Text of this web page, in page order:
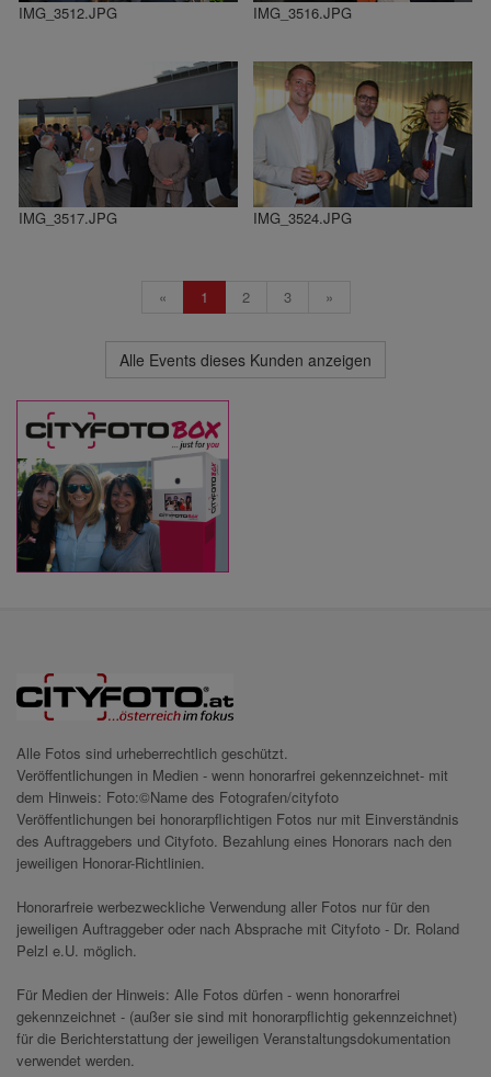
IMG_3512.JPG IMG_3516.JPG
IMG_3517.JPG IMG_3524.JPG
« 1 2 3 »
Alle Events dieses Kunden anzeigen
Alle Fotos sind urheberrechtlich geschützt.
Veröffentlichungen in Medien - wenn honorarfrei gekennzeichnet- mit
dem Hinweis: Foto:©Name des Fotografen/cityfoto
Veröffentlichungen bei honorarpflichtigen Fotos nur mit Einverständnis
des Auftraggebers und Cityfoto. Bezahlung eines Honorars nach den
jeweiligen Honorar-Richtlinien.
Honorarfreie werbezweckliche Verwendung aller Fotos nur für den
jeweiligen Auftraggeber oder nach Absprache mit Cityfoto - Dr. Roland
Pelzl e.U. möglich.
Für Medien der Hinweis: Alle Fotos dürfen - wenn honorarfrei
gekennzeichnet - (außer sie sind mit honorarpflichtig gekennzeichnet)
für die Berichterstattung der jeweiligen Veranstaltungsdokumentation
verwendet werden.